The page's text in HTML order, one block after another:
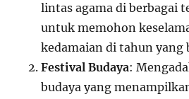
lintas agama di berbagai
untuk memohon
kedamaian di tahun yang
Festival Budaya:
budaya yang